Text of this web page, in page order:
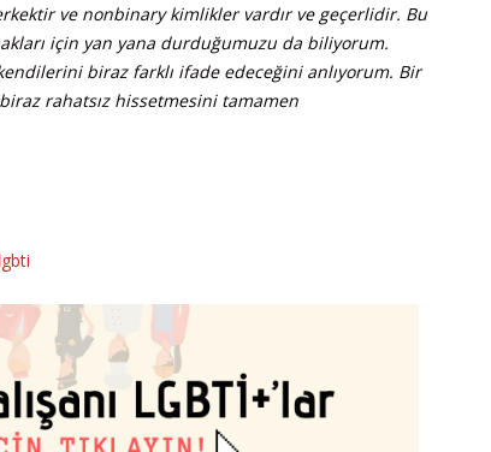
ve nonbinary kimlikler vardır ve geçerlidir. Bu
için yan yana durduğumuzu da biliyorum.
biraz farklı ifade edeceğini anlıyorum. Bir
rahatsız hissetmesini tamamen